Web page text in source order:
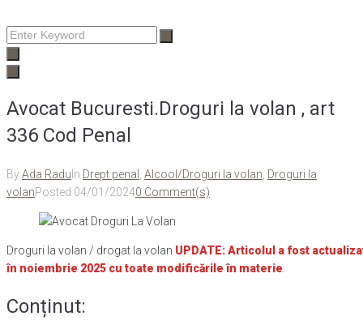
Enter
Keyword
Avocat Bucuresti.Droguri la volan , art
336 Cod Penal
ByAda Radu In Drept penal Alcool/Droguri la volan Droguri la
volanPosted 04/01/20240 Comment(s)
Droguri la volan / drogat la volan UPDATE: Articolul a fost
în noiembrie 2025 cu toate modificările în materie
Conținut: